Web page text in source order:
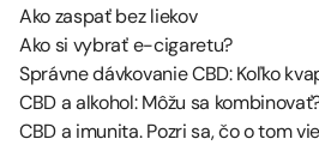
Ako zaspať bez liekov
Ako si vybrať e-cigaretu?
Správne dávkovanie CBD: Koľko
CBD a alkohol: Môžu sa
CBD a imunita. Pozri sa, čo o tom